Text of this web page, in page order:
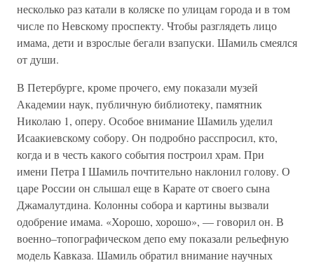
несколько раз катали в коляске по улицам города и в том
числе по Невскому проспекту. Чтобы разглядеть лицо
имама, дети и взрослые бегали взапуски. Шамиль смеялся
от души.
В Петербурге, кроме прочего, ему показали музей
Академии наук, публичную библиотеку, памятник
Николаю 1, оперу. Особое внимание Шамиль уделил
Исаакиевскому собору. Он подробно расспросил, кто,
когда и в честь какого события построил храм. При
имени Петра I Шамиль почтительно наклонил голову. О
царе России он слышал еще в Карате от своего сына
Джамалутдина. Колонны собора и картины вызвали
одобрение имама. «Хорошо, хорошо», — говорил он. В
военно–топографическом депо ему показали рельефную
модель Кавказа. Шамиль обратил внимание научных